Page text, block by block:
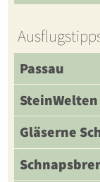
Passau
Gläserne